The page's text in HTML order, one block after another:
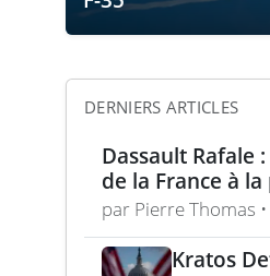
DERNIERS ARTICLES
Dassault Rafale
de la France à
moderne
par Pierre Thomas
Kratos